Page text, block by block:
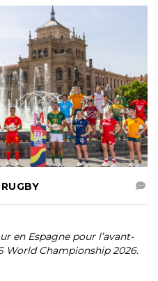
en Espagne pour l’avant-
World Championship 2026.